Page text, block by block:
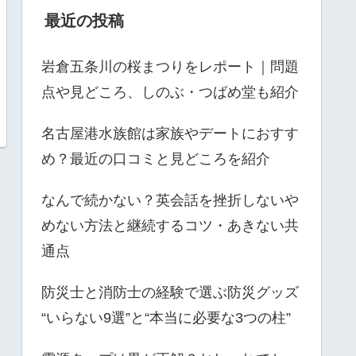
最近の投稿
岩倉五条川の桜まつりをレポート｜問題
点や見どころ、しのぶ・つばめ堂も紹介
名古屋港水族館は家族やデートにおすす
め？最近の口コミと見どころを紹介
なんで続かない？英会話を挫折しないや
めない方法と継続するコツ・あきない共
通点
防災士と消防士の経験で選ぶ防災グッズ
“いらない9選”と“本当に必要な3つの柱”